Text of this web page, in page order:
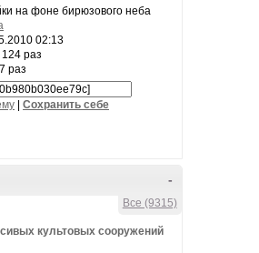
на фоне бирюзового неба
02:13
124 раз
раз
Cохранить себе
-
Все (9315)
культовых сооружений